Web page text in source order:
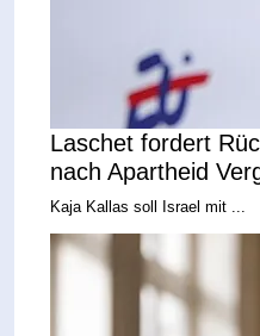
Laschet fordert
nach Apartheid
Kaja Kallas soll Israel mit ...